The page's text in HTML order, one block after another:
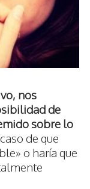
nos
de
sobre lo
de que
o haría que